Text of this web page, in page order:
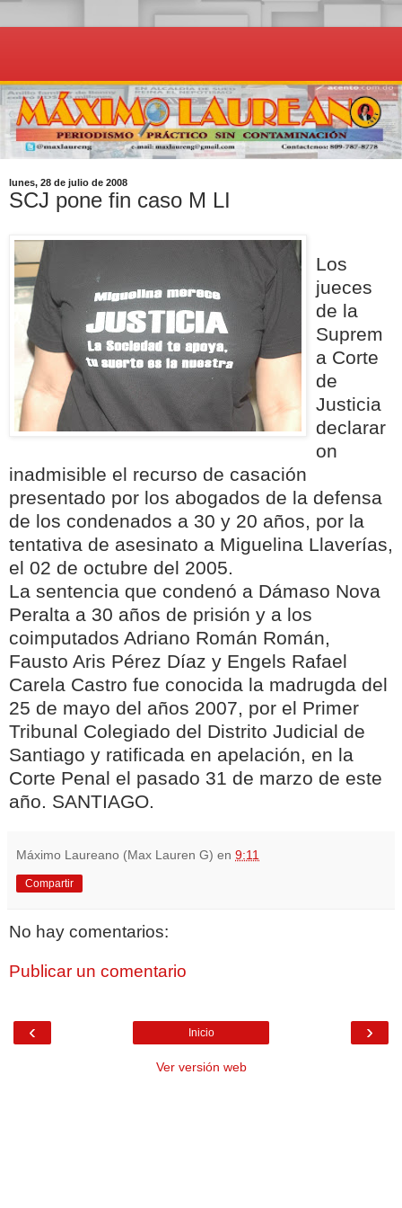
lunes, 28 de julio de 2008
SCJ pone fin caso M LI
Los
jueces
de la
Suprem
a Corte
de
Justicia
declarar
on
inadmisible el recurso de casación
presentado por los abogados de la defensa
de los condenados a 30 y 20 años, por la
tentativa de asesinato a Miguelina Llaverías,
el 02 de octubre del 2005.
La sentencia que condenó a Dámaso Nova
Peralta a 30 años de prisión y a los
coimputados Adriano Román Román,
Fausto Aris Pérez Díaz y Engels Rafael
Carela Castro fue conocida la madrugda del
25 de mayo del años 2007, por el Primer
Tribunal Colegiado del Distrito Judicial de
Santiago y ratificada en apelación, en la
Corte Penal el pasado 31 de marzo de este
año. SANTIAGO.
Máximo Laureano (Max Lauren G) en 9:11
Compartir
No hay comentarios:
Publicar un comentario
‹ ›
Inicio
Ver versión web